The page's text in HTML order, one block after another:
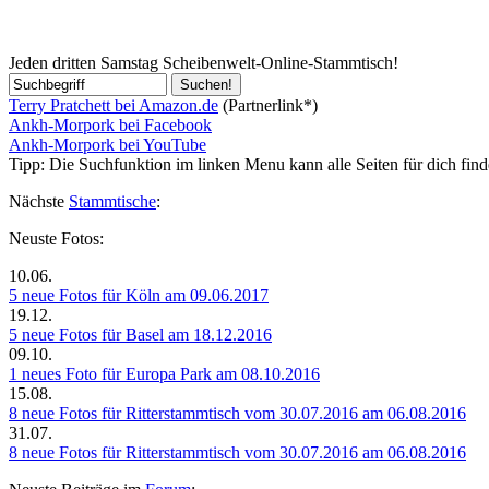
Jeden dritten Samstag Scheibenwelt-Online-Stammtisch!
Terry Pratchett bei Amazon.de (Partnerlink*)
Ankh-Morpork bei Facebook
Ankh-Morpork bei YouTube
Tipp: Die Suchfunktion im linken Menu kann alle Seiten für dich
Nächste Stammtische:
Neuste Fotos:
10.06.
5 neue Fotos für Köln am 09.06.2017
19.12.
5 neue Fotos für Basel am 18.12.2016
09.10.
1 neues Foto für Europa Park am 08.10.2016
15.08.
8 neue Fotos für Ritterstammtisch vom 30.07.2016 am 06.08.2016
31.07.
8 neue Fotos für Ritterstammtisch vom 30.07.2016 am 06.08.2016